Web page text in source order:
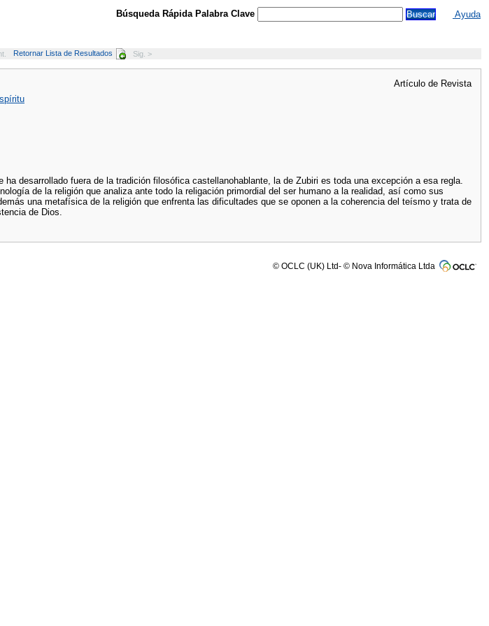
Búsqueda Rápida Palabra Clave Ayuda
Retornar Lista de Resultados Sig. >
Artículo de Revista
desarrollado fuera de la tradición filosófica castellanohablante, la de Zubiri es toda una excepción a esa regla.
de la religión que analiza ante todo la religación primordial del ser humano a la realidad, así como sus
una metafísica de la religión que enfrenta las dificultades que se oponen a la coherencia del teísmo y trata de
de Dios.
© OCLC (UK) Ltd- © Nova Informática Ltda